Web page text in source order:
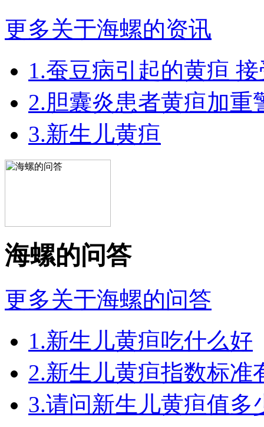
更多关于海螺的资讯
1.蚕豆病引起的黄疸
2.胆囊炎患者黄疸加重
3.新生儿黄疸
海螺的问答
更多关于海螺的问答
1.新生儿黄疸吃什么好
2.新生儿黄疸指数标准
3.请问新生儿黄疸值多